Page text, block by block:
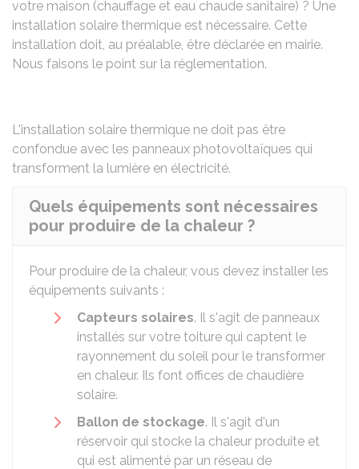
votre maison (chauffage et eau chaude sanitaire) ? Une
installation solaire thermique est nécessaire. Cette
installation doit, au préalable, être déclarée en mairie.
Nous faisons le point sur la réglementation.
L'installation solaire thermique ne doit pas être
confondue avec les panneaux photovoltaïques qui
transforment la lumière en électricité.
Quels équipements sont nécessaires
pour produire de la chaleur ?
Pour produire de la chaleur, vous devez installer les
équipements suivants :
Capteurs solaires. Il s'agit de panneaux
installés sur votre toiture qui captent le
rayonnement du soleil pour le transformer
en chaleur. Ils font offices de chaudière
solaire.
Ballon de stockage. Il s'agit d'un
réservoir qui stocke la chaleur produite et
qui est alimenté par un réseau de